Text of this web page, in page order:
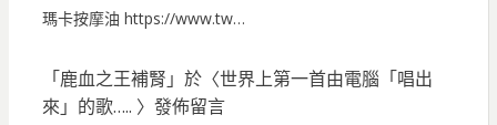
瑪卡按摩油 https://www.tw…
「鹿血之王補腎 」於〈世界上第一首由電腦「唱出
來」的歌….. 〉發佈留言